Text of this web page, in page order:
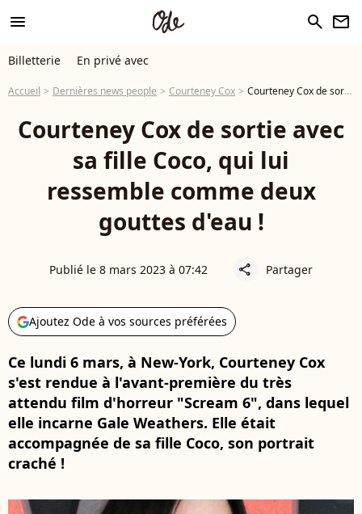
menu search newsletter
Billetterie En privé avec
Accueil Dernières news people Courteney Cox Courteney Cox de sortie avec sa fille Coco, qui lui ressemble comme deux gouttes d'eau !
Courteney Cox de sortie avec
sa fille Coco, qui lui
ressemble comme deux
gouttes d'eau !
Publié le 8 mars 2023 à 07:42 share Partager
Ajoutez Ode à vos sources préférées
Ce lundi 6 mars, à New-York, Courteney Cox
s'est rendue à l'avant-première du très
attendu film d'horreur "Scream 6", dans lequel
elle incarne Gale Weathers. Elle était
accompagnée de sa fille Coco, son portrait
craché !